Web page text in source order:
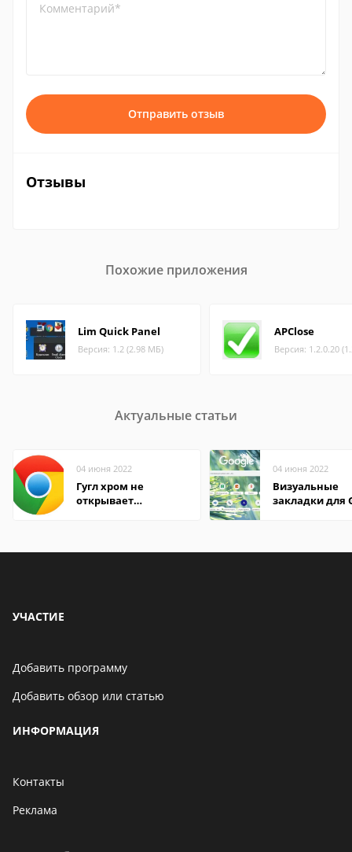
Комментарий*
Отправить отзыв
Отзывы
Похожие приложения
Lim Quick Panel
Версия: 1.2 (2.98 МБ)
APClose
Версия: 1.2.0.20
Актуальные статьи
04 июня 2022
Гугл хром не
открывает
04 июня 2022
Визуальные
закладки для
УЧАСТИЕ
Добавить программу
Добавить обзор или статью
ИНФОРМАЦИЯ
Контакты
Реклама